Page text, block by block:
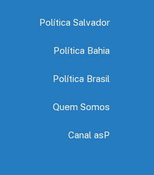
Política Salvador
Política Bahia
Política Brasil
Quem Somos
Canal asP